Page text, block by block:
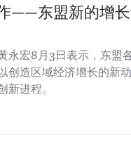
——东盟新的增长
永宏8月3日表示，东盟
创造区域经济增长的新
新进程。